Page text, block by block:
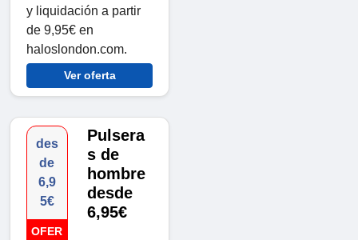
y liquidación a partir
de 9,95€ en
haloslondon.com.
Ver oferta
des
de
6,9
5€
OFER
Pulsera
s de
hombre
desde
6,95€